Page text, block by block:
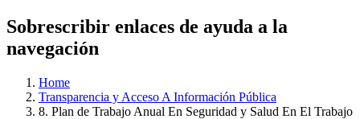
Sobrescribir enlaces de ayuda a la
navegación
Home
Transparencia y Acceso A Información Pública
8. Plan de Trabajo Anual En Seguridad y Salud En El Trabajo